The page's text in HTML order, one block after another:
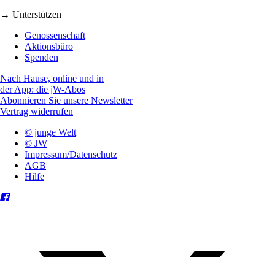
→ Unterstützen
Genossenschaft
Aktionsbüro
Spenden
Nach Hause, online und in
der App: die jW-Abos
Abonnieren Sie unsere Newsletter
Vertrag widerrufen
© junge Welt
© JW
Impressum/Datenschutz
AGB
Hilfe